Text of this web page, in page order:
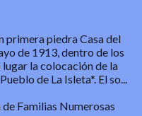
primera piedra Casa del
de 1913, dentro de los
la colocación de la
de La Isleta*. El so...
Familias Numerosas